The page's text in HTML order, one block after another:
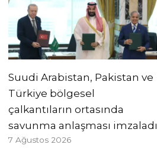
Suudi Arabistan, Pakistan ve
Türkiye bölgesel
çalkantıların ortasında
savunma anlaşması imzaladı
7 Ağustos 2026